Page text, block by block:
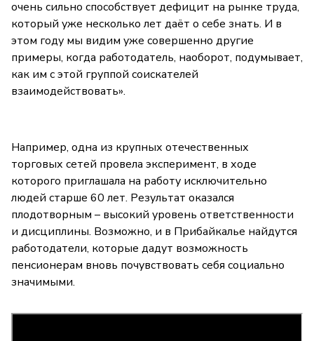
очень сильно способствует дефицит на рынке труда,
который уже несколько лет даёт о себе знать. И в
этом году мы видим уже совершенно другие
примеры, когда работодатель, наоборот, подумывает,
как им с этой группой соискателей
взаимодействовать».
Например, одна из крупных отечественных
торговых сетей провела эксперимент, в ходе
которого приглашала на работу исключительно
людей старше 60 лет. Результат оказался
плодотворным – высокий уровень ответственности
и дисциплины. Возможно, и в Прибайкалье найдутся
работодатели, которые дадут возможность
пенсионерам вновь почувствовать себя социально
значимыми.